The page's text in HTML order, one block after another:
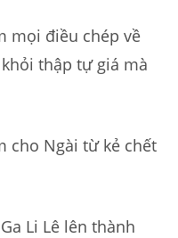
mọi điều chép về
thập tự giá mà
cho Ngài từ kẻ chết
Li Lê lên thành